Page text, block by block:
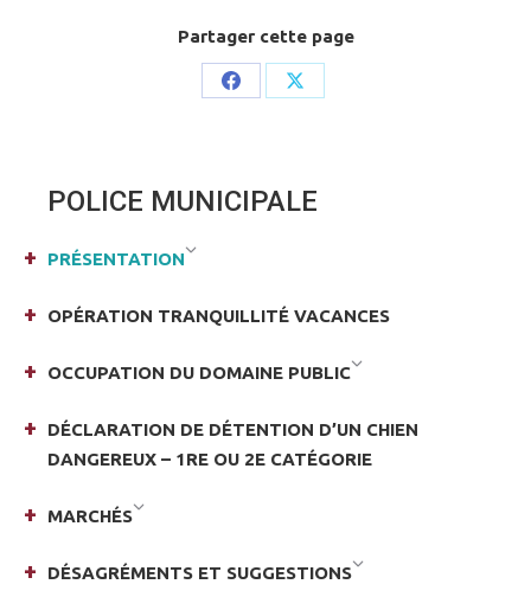
Partager cette page
Share
Share
POLICE MUNICIPALE
PRÉSENTATION
OPÉRATION TRANQUILLITÉ VACANCES
OCCUPATION DU DOMAINE PUBLIC
DÉCLARATION DE DÉTENTION D’UN CHIEN
DANGEREUX – 1RE OU 2E CATÉGORIE
MARCHÉS
DÉSAGRÉMENTS ET SUGGESTIONS